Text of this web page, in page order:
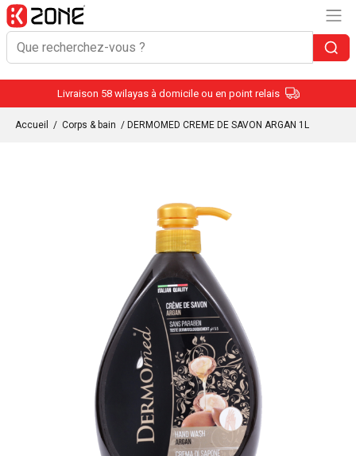
Livraison 58 wilayas à domicile ou en point relais
Accueil / Corps & bain / DERMOMED CREME DE SAVON ARGAN 1L